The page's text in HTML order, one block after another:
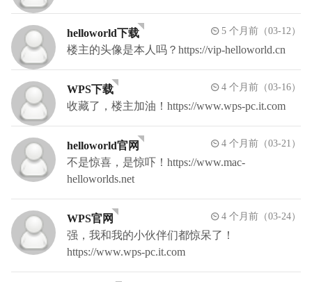
helloworld下载 5 个月前（03-12）
楼主的头像是本人吗？https://vip-helloworld.cn
WPS下载 4 个月前（03-16）
收藏了，楼主加油！https://www.wps-pc.it.com
helloworld官网 4 个月前（03-21）
不是惊喜，是惊吓！https://www.mac-
helloworlds.net
WPS官网 4 个月前（03-24）
强，我和我的小伙伴们都惊呆了！
https://www.wps-pc.it.com